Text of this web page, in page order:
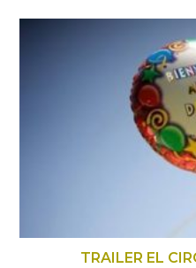
TRAILER EL